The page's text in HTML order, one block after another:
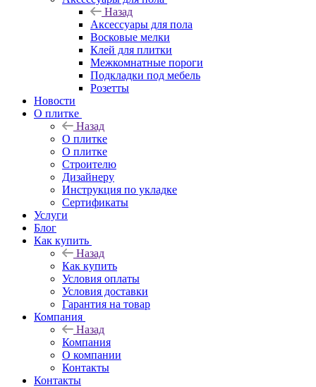
Назад
Аксессуары для пола
Восковые мелки
Клей для плитки
Межкомнатные пороги
Подкладки под мебель
Розетты
Новости
О плитке
Назад
О плитке
О плитке
Строителю
Дизайнеру
Инструкция по укладке
Сертификаты
Услуги
Блог
Как купить
Назад
Как купить
Условия оплаты
Условия доставки
Гарантия на товар
Компания
Назад
Компания
О компании
Контакты
Контакты